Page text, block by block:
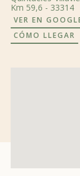
Km 59,6 - 33314
VER EN
CÓMO LLEGAR